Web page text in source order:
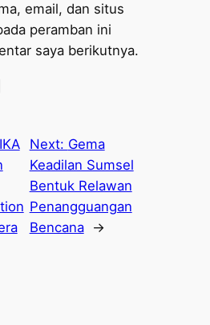
email, dan situs
peramban ini
saya berikutnya.
IKA
Next: Gema
Keadilan Sumsel
Bentuk Relawan
Penangguangan
Bencana
→